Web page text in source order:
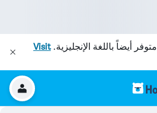
متوفر أيضاً باللغة الإنجليزية.Visit